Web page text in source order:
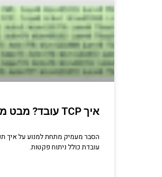
איך TCP עובד? מבט מעמיק
עובדת כולל ניתוח פקטות.